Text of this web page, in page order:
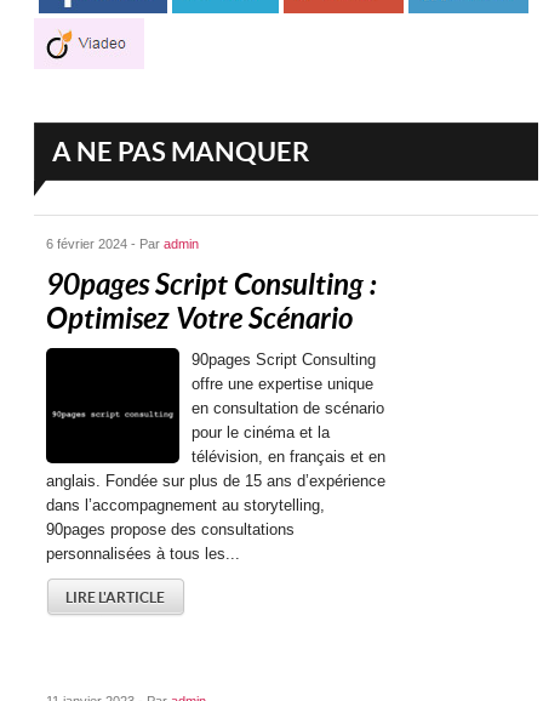
A NE PAS MANQUER
6 février 2024 - Paradmin
90pages Script Consulting :
Optimisez Votre Scénario
90pages Script Consulting
offre une expertise unique
en consultation de scénario
pour le cinéma et la
télévision, en français et en
anglais. Fondée sur plus de 15 ans d’expérience
dans l’accompagnement au storytelling,
90pages propose des consultations
personnalisées à tous les...
LIRE L'ARTICLE